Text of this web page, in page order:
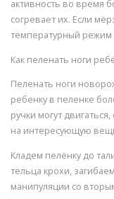
активность во время
согревает их. Если
температурный режим
Как пеленать ноги
Пеленать ноги
ребенку в пеленке
ручки могут
на интересующую
Кладем пелёнку до
тельца крохи,
манипуляции со